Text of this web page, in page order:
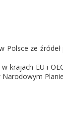
ze źródeł
krajach EU i